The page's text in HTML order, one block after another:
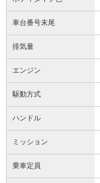
車台番号末尾
排気量
エンジン
駆動方式
ハンドル
ミッション
乗車定員